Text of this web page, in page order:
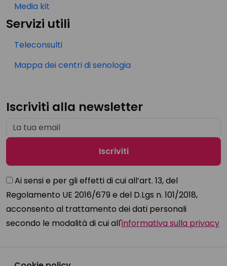
Media kit
Servizi utili
Teleconsulti
Mappa dei centri di senologia
Iscriviti alla newsletter
Ai sensi e per gli effetti di cui all’art. 13, del
Regolamento UE 2016/679 e del D.Lgs n. 101/2018,
acconsento al trattamento dei dati personali
secondo le modalità di cui all'informativa sulla privacy